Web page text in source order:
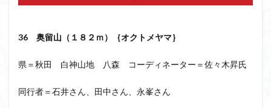
36 奥留山（１８２ｍ）｛オクトメヤマ｝
県＝秋田 白神山地 八森 コーディネーター＝佐々木昇氏
同行者＝石井さん、田中さん、永峯さん
官ノ倉山
宇津江四十八滝 子宝
干支の山